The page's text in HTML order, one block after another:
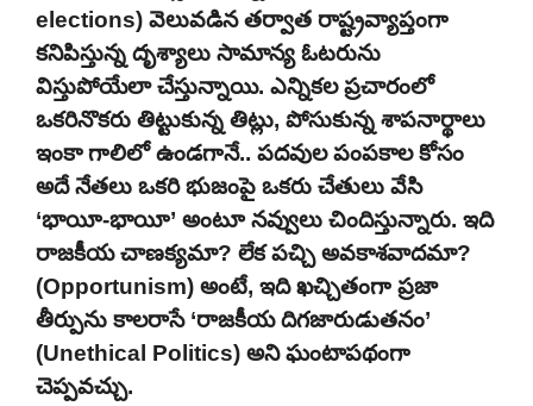
elections) వెలువడిన తర్వాత రాష్ట్రవ్యాప్తంగా
కనిపిస్తున్న దృశ్యాలు సామాన్య ఓటరును
విస్తుపోయేలా చేస్తున్నాయి. ఎన్నికల ప్రచారంలో
ఒకరినొకరు తిట్టుకున్న తిట్లు, పోసుకున్న శాపనార్థాలు
ఇంకా గాలిలో ఉండగానే.. పదవుల పంపకాల కోసం
అదే నేతలు ఒకరి భుజంపై ఒకరు చేతులు వేసి
‘భాయీ-భాయీ’ అంటూ నవ్వులు చిందిస్తున్నారు. ఇది
రాజకీయ చాణక్యమా? లేక పచ్చి అవకాశవాదమా?
(Opportunism) అంటే, ఇది ఖచ్చితంగా ప్రజా
తీర్పును కాలరాసే ‘రాజకీయ దిగజారుడుతనం’
(Unethical Politics) అని ఘంటాపథంగా
చెప్పవచ్చు.